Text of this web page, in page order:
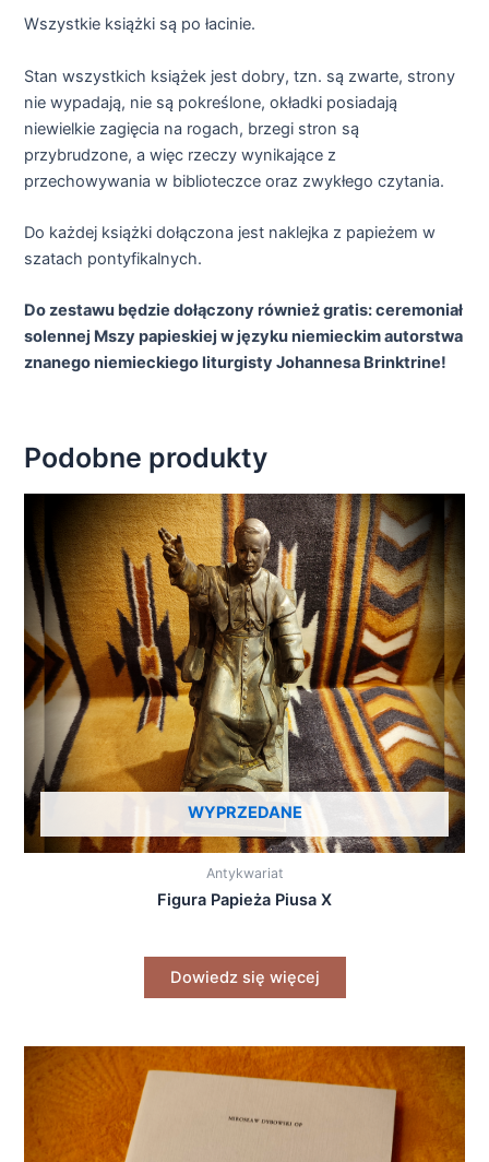
Wszystkie książki są po łacinie.
Stan wszystkich książek jest dobry, tzn. są zwarte, strony
nie wypadają, nie są pokreślone, okładki posiadają
niewielkie zagięcia na rogach, brzegi stron są
przybrudzone, a więc rzeczy wynikające z
przechowywania w biblioteczce oraz zwykłego czytania.
Do każdej książki dołączona jest naklejka z papieżem w
szatach pontyfikalnych.
Do zestawu będzie dołączony również gratis: ceremoniał
solennej Mszy papieskiej w języku niemieckim autorstwa
znanego niemieckiego liturgisty Johannesa Brinktrine!
Podobne produkty
WYPRZEDANE
Antykwariat
Figura Papieża Piusa X
Dowiedz się więcej